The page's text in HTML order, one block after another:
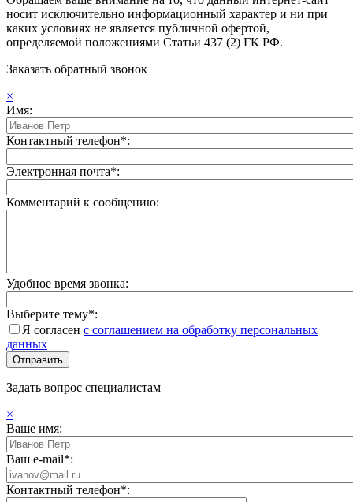
носит исключительно информационный характер и ни при
каких условиях не является публичной офертой,
определяемой положениями Статьи 437 (2) ГК РФ.
Заказать обратный звонок
×
Имя:
Контактный телефон*:
Электронная почта*:
Комментарий к сообщению:
Удобное время звонка:
Выберите тему*:
Я согласен с соглашением на обработку персональных
данных
Задать вопрос специалистам
×
Ваше имя:
Ваш e-mail*:
Контактный телефон*: